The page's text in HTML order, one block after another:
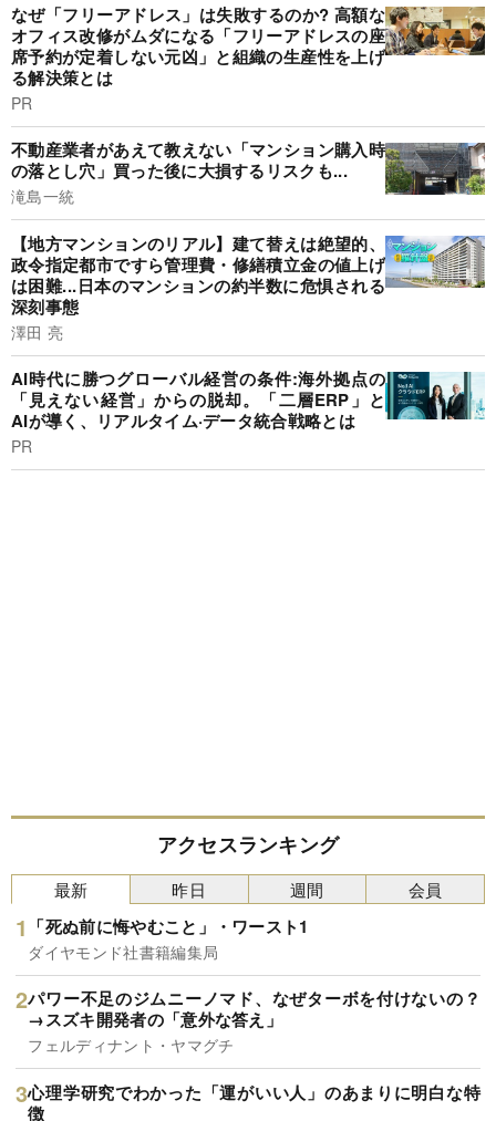
なぜ「フリーアドレス」は失敗するのか? 高額な
オフィス改修がムダになる「フリーアドレスの座
席予約が定着しない元凶」と組織の生産性を上げ
る解決策とは
PR
不動産業者があえて教えない「マンション購入時
の落とし穴」買った後に大損するリスクも...
滝島一統
【地方マンションのリアル】建て替えは絶望的、
政令指定都市ですら管理費・修繕積立金の値上げ
は困難...日本のマンションの約半数に危惧される
深刻事態
澤田 亮
AI時代に勝つグローバル経営の条件:海外拠点の
「見えない経営」からの脱却。「二層ERP」と
AIが導く、リアルタイム·データ統合戦略とは
PR
アクセスランキング
最新
「死ぬ前に悔やむこと」・ワースト1
ダイヤモンド社書籍編集局
パワー不足のジムニーノマド、なぜターボを付けないの？
→スズキ開発者の「意外な答え」
フェルディナント・ヤマグチ
心理学研究でわかった「運がいい人」のあまりに明白な特
徴
昨日 週間 会員